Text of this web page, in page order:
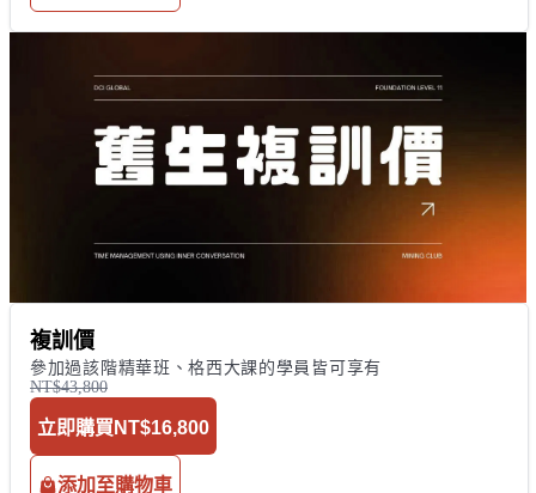
複訓價
參加過該階精華班、格西大課的學員皆可享有
NT$43,800
立即購買 NT$16,800
添加至購物車